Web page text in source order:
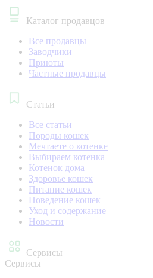
Каталог продавцов
Все продавцы
Заводчики
Приюты
Частные продавцы
Статьи
Все статьи
Породы кошек
Мечтаете о котенке
Выбираем котенка
Котенок дома
Здоровье кошек
Питание кошек
Поведение кошек
Уход и содержание
Новости
Сервисы
Сервисы